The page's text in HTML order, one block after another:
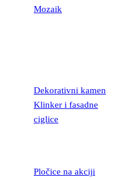
Mozaik
Dekorativni kamen
Klinker i fasadne
ciglice
Pločice na akciji